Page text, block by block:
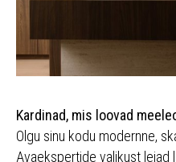
Kardinad, mis loovad
Olgu sinu kodu modernne,
Avaekspertide valikust leiad